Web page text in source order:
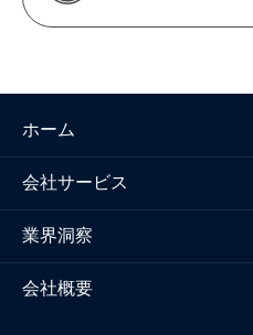
ホーム
会社サービス
業界洞察
会社概要